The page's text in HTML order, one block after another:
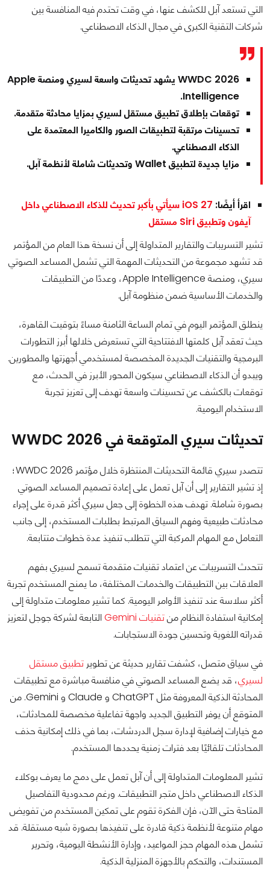
التي تستعد آبل للكشف عنها، في وقت تحتدم فيه المنافسة بين
شركات التقنية الكبرى في مجال الذكاء الاصطناعي.
WWDC 2026 يشهد تحديثات واسعة لسيري ومنصة Apple
Intelligence.
توقعات بإطلاق تطبيق مستقل لسيري بمزايا محادثة متقدمة.
تحسينات مرتقبة لتطبيقات الصور والكاميرا المعتمدة على
الذكاء الاصطناعي.
مزايا جديدة لتطبيق Wallet وتحديثات شاملة لأنظمة آبل.
اقرأ أيضًا:
iOS 27 سيأتي بأكبر تحديث للذكاء الاصطناعي داخل
آيفون وتطبيق Siri مستقل
تشير التسريبات والتقارير المتداولة إلى أن نسخة هذا العام من المؤتمر
قد تشهد مجموعة من التحديثات المهمة التي تشمل المساعد الصوتي
سيري، ومنصة Apple Intelligence، وعددًا من التطبيقات
والخدمات الأساسية ضمن منظومة آبل.
ينطلق المؤتمر اليوم في تمام الساعة الثامنة مساءً بتوقيت القاهرة،
حيث تعقد آبل كلمتها الافتتاحية التي تستعرض خلالها أبرز التطورات
البرمجية والتقنيات الجديدة المخصصة لمستخدمي أجهزتها والمطورين.
ويبدو أن الذكاء الاصطناعي سيكون المحور الأبرز في الحدث، مع
توقعات بالكشف عن تحسينات واسعة تهدف إلى تعزيز تجربة
الاستخدام اليومية.
تحديثات سيري المتوقعة في WWDC 2026
تتصدر سيري قائمة التحديثات المنتظرة خلال مؤتمر WWDC 2026؛
إذ تشير التقارير إلى أن آبل تعمل على إعادة تصميم المساعد الصوتي
بصورة شاملة. تهدف هذه الخطوة إلى جعل سيري أكثر قدرة على إجراء
محادثات طبيعية وفهم السياق المرتبط بطلبات المستخدم، إلى جانب
التعامل مع المهام المركبة التي تتطلب تنفيذ عدة خطوات متتابعة.
تتحدث التسريبات عن اعتماد تقنيات متقدمة تسمح لسيري بفهم
العلاقات بين التطبيقات والخدمات المختلفة، ما يمنح المستخدم تجربة
أكثر سلاسة عند تنفيذ الأوامر اليومية. كما تشير معلومات متداولة إلى
إمكانية استفادة النظام منتقنيات Gemini
التابعة لشركة جوجل لتعزيز
قدراته اللغوية وتحسين جودة الاستجابات.
في سياق متصل، كشفت تقارير حديثة عن تطوير تطبيق مستقل
لسيري، قد يضع المساعد الصوتي في منافسة مباشرة مع تطبيقات
المحادثة الذكية المعروفة مثل ChatGPT و Claude و Gemini. من
المتوقع أن يوفر التطبيق الجديد واجهة تفاعلية مخصصة للمحادثات،
مع خيارات إضافية لإدارة سجل الدردشات، بما في ذلك إمكانية حذف
المحادثات تلقائيًا بعد فترات زمنية يحددها المستخدم.
تشير المعلومات المتداولة إلى أن آبل تعمل على دمج ما يعرف بوكلاء
الذكاء الاصطناعي داخل متجر التطبيقات. ورغم محدودية التفاصيل
المتاحة حتى الآن، فإن الفكرة تقوم على تمكين المستخدم من تفويض
مهام متنوعة لأنظمة ذكية قادرة على تنفيذها بصورة شبه مستقلة. قد
تشمل هذه المهام حجز المواعيد، وإدارة الأنشطة اليومية، وتحرير
المستندات، والتحكم بالأجهزة المنزلية الذكية.